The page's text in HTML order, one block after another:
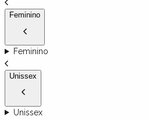
Feminino
Feminino
Unissex
Unissex